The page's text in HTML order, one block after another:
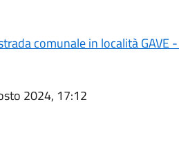
comunale in località GAVE
2024, 17:12